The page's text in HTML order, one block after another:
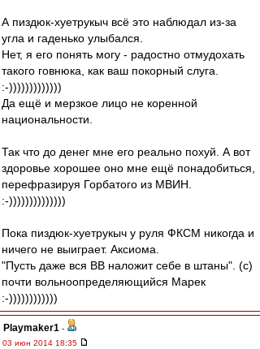
А пиздюк-хуетрукыч всё это наблюдал из-за
угла и гаденько улыбался.
Нет, я его понять могу - радостно отмудохать
такого говнюка, как ваш покорный слуга.
:-)))))))))))))
Да ещё и мерзкое лицо не коренной
национальности.
Так что до денег мне его реально похуй. А вот
здоровье хорошее оно мне ещё понадобиться,
перефразируя Горбатого из МВИН.
:-))))))))))))))
Пока пиздюк-хуетрукыч у руля ФКСМ никогда и
ничего не выиграет. Аксиома.
"Пусть даже вся ВВ наложит себе в штаны". (с)
почти вольноопределяющийся Марек
:-))))))))))))
Playmaker1 -
03 июн 2014 18:35